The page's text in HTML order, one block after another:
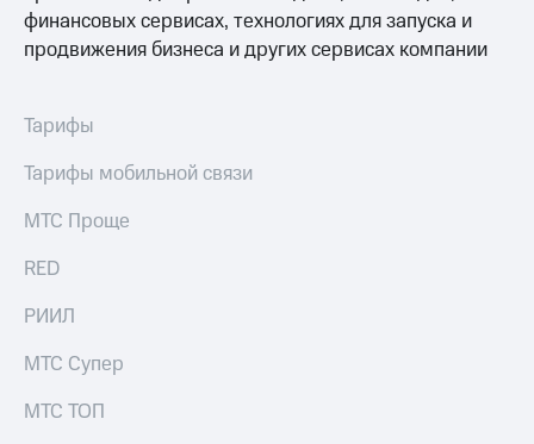
финансовых сервисах, технологиях для запуска и
продвижения бизнеса и других сервисах компании
Тарифы
Тарифы мобильной связи
МТС Проще
RED
РИИЛ
МТС Супер
МТС ТОП